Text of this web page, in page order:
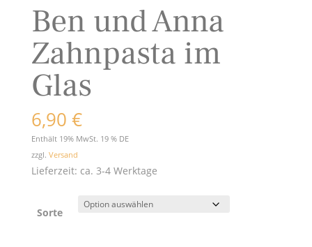
Ben und Anna
Zahnpasta im
Glas
6,90 €
Enthält 19% MwSt. 19 % DE
zzgl. Versand
Lieferzeit: ca. 3-4 Werktage
Sorte